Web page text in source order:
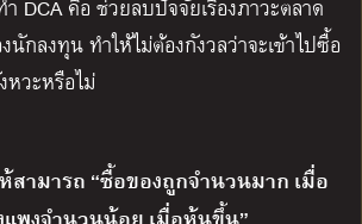
DCA คือ ช่วยลบปัจจัยเรื่องภาวะตลาด
นักลงทุน ทำให้ไม่ต้องกังวลว่าจะเข้าไปซื้อ
วะหรือไม่
ห้สามารถ “ซื้อของถูกจำนวนมาก เมื่อ